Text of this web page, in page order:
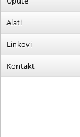
Alati
Linkovi
Kontakt